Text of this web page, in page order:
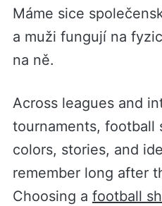
Máme sice
a muži fungují na
na ně.
Across leagues and
tournaments, football
colors, stories, and
remember long after
Choosing a football